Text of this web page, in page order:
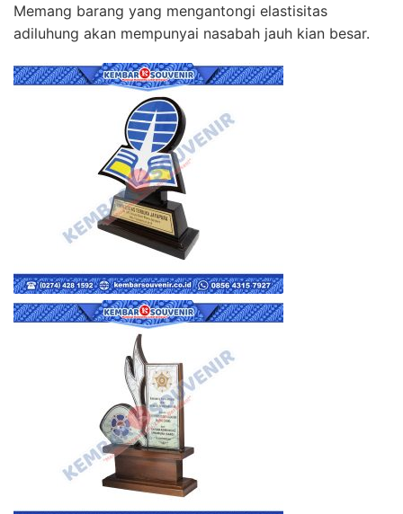
Memang barang yang mengantongi elastisitas
adiluhung akan mempunyai nasabah jauh kian besar.